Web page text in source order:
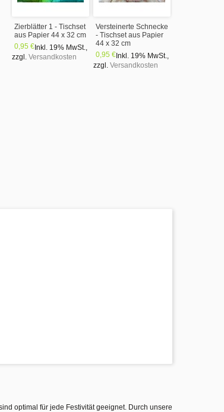
Zierblätter 1 - Tischset
aus Papier 44 x 32 cm
0,95 € Inkl. 19% MwSt.,
zzgl. Versandkosten
Versteinerte Schnecke
- Tischset aus Papier
44 x 32 cm
0,95 € Inkl. 19% MwSt.,
zzgl. Versandkosten
optimal für jede Festivität geeignet. Durch unsere